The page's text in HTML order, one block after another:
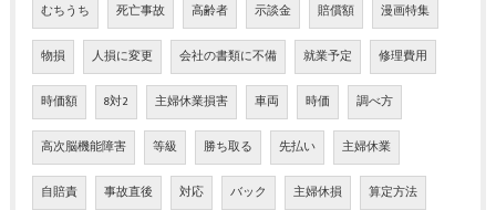
むちうち 死亡事故 高齢者 示談金 賠償額 漫画特集
物損 人損に変更 会社の書類に不備 就業予定 修理費用
時価額 8対2 主婦休業損害 車両 時価 調べ方
高次脳機能障害 等級 勝ち取る 先払い 主婦休業
自賠責 事故直後 対応 バック 主婦休損 算定方法